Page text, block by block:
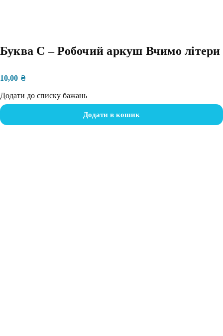
Буква С – Робочий аркуш Вчимо літери
10,00 ₴
Додати до списку бажань
Додати в кошик